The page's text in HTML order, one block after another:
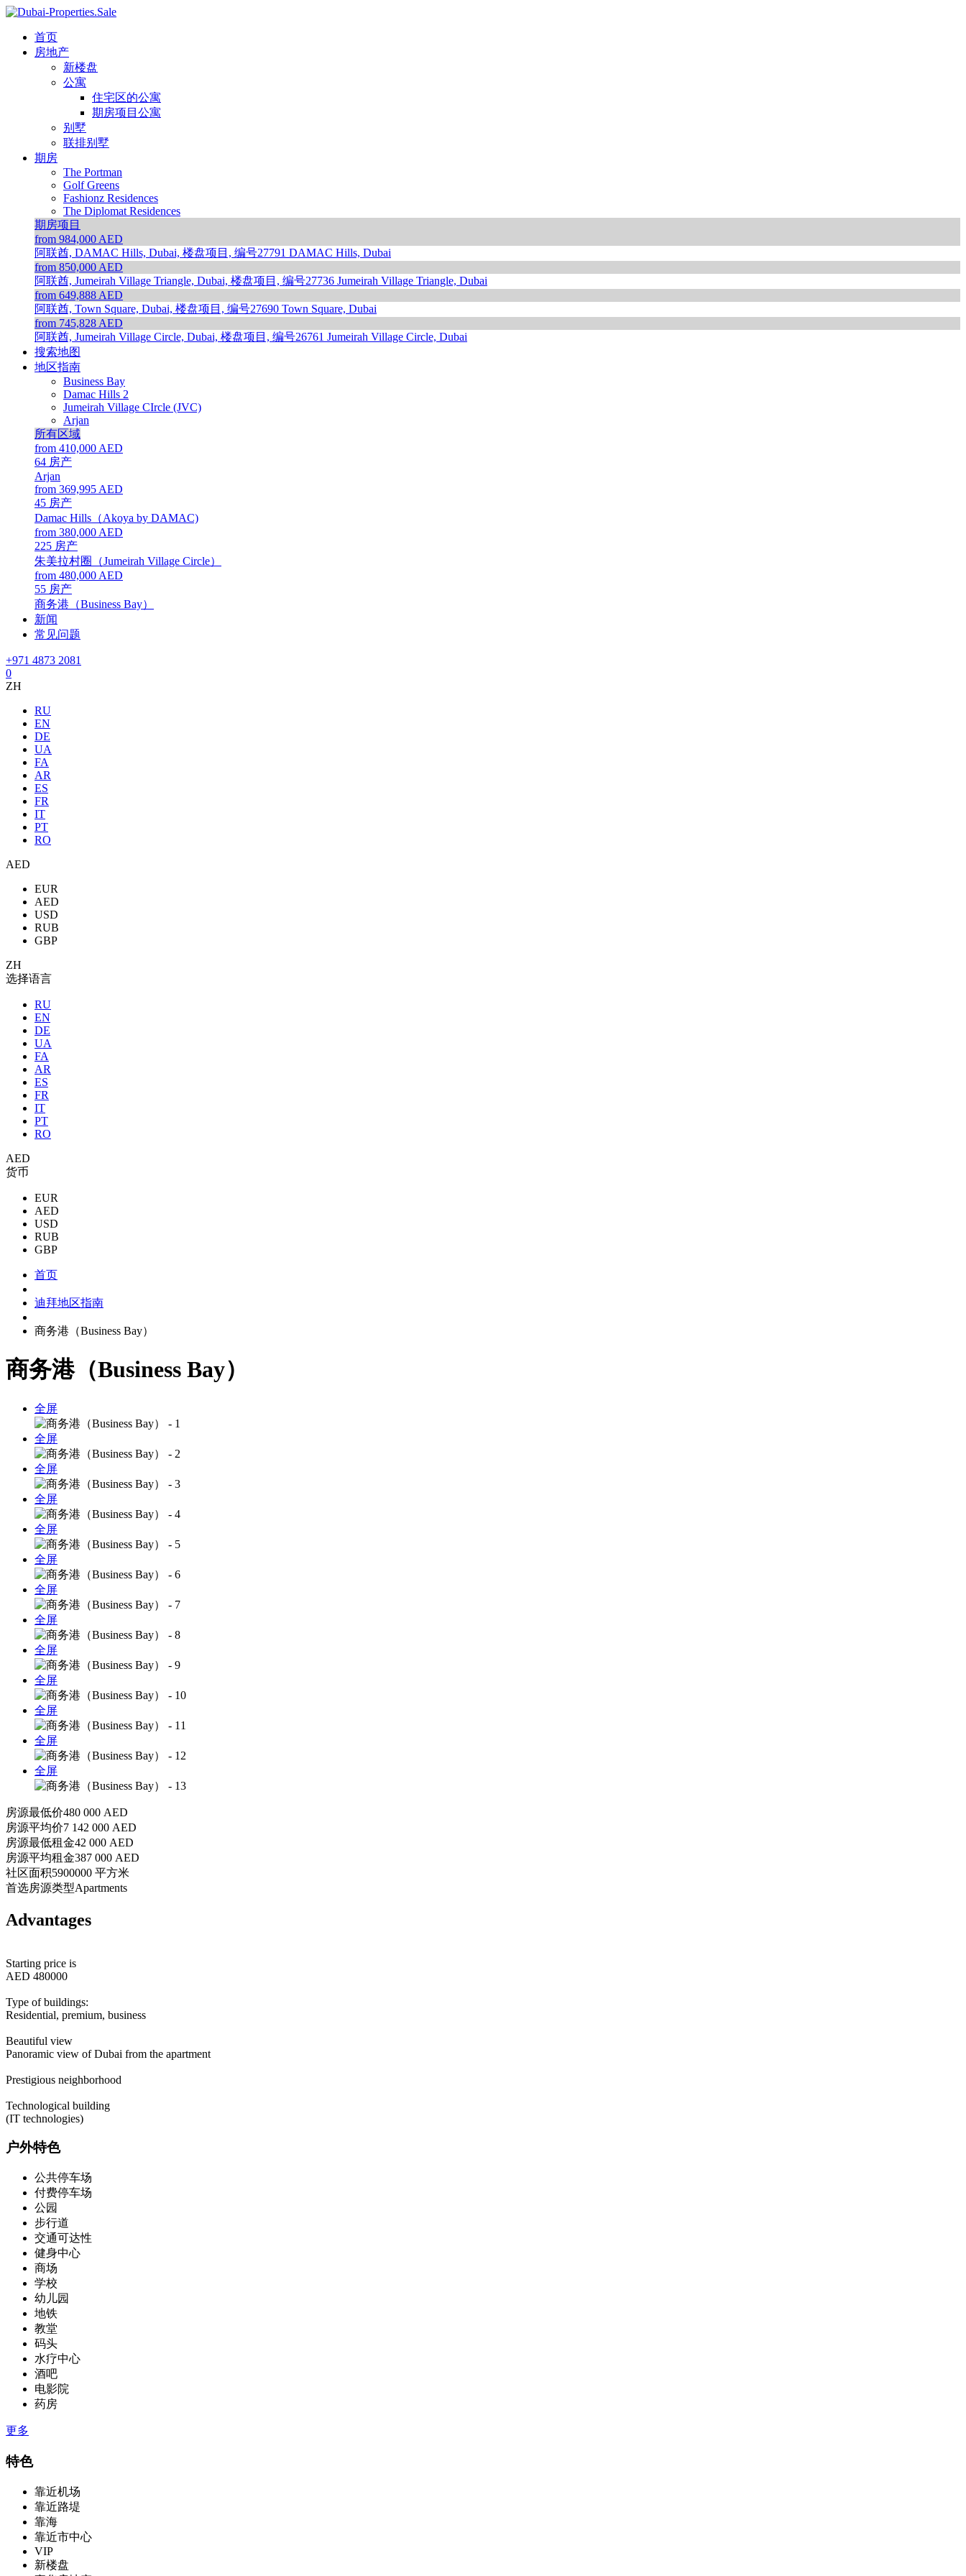
首页
房地产
新楼盘
公寓
住宅区的公寓
期房项目公寓
别墅
联排别墅
期房
The Portman
Golf Greens
Fashionz Residences
The Diplomat Residences
期房项目
from 984,000 AED
阿联酋, DAMAC Hills, Dubai, 楼盘项目, 编号27791 DAMAC Hills, Dubai
from 850,000 AED
阿联酋, Jumeirah Village Triangle, Dubai, 楼盘项目, 编号27736 Jumeirah Village Triangle, Dubai
from 649,888 AED
阿联酋, Town Square, Dubai, 楼盘项目, 编号27690 Town Square, Dubai
from 745,828 AED
阿联酋, Jumeirah Village Circle, Dubai, 楼盘项目, 编号26761 Jumeirah Village Circle, Dubai
搜索地图
地区指南
Business Bay
Damac Hills 2
Jumeirah Village CIrcle (JVC)
Arjan
所有区域
from 410,000 AED
64 房产
Arjan
from 369,995 AED
45 房产
Damac Hills（Akoya by DAMAC)
from 380,000 AED
225 房产
朱美拉村圈（Jumeirah Village Circle）
from 480,000 AED
55 房产
商务港（Business Bay）
新闻
常见问题
+971 4873 2081
0
ZH
RU
EN
DE
UA
FA
AR
ES
FR
IT
PT
RO
AED
EUR
AED
USD
RUB
GBP
ZH
选择语言
RU
EN
DE
UA
FA
AR
ES
FR
IT
PT
RO
AED
货币
EUR
AED
USD
RUB
GBP
首页
迪拜地区指南
商务港（Business Bay）
商务港（Business Bay）
全屏
全屏
全屏
全屏
全屏
全屏
全屏
全屏
全屏
全屏
全屏
全屏
全屏
房源最低价480 000 AED
房源平均价7 142 000 AED
房源最低租金42 000 AED
房源平均租金387 000 AED
社区面积5900000 平方米
首选房源类型Apartments
Advantages
Starting price is
AED 480000
Type of buildings:
Residential, premium, business
Beautiful view
Panoramic view of Dubai from the apartment
Prestigious neighborhood
Technological building
(IT technologies)
户外特色
公共停车场
付费停车场
公园
步行道
交通可达性
健身中心
商场
学校
幼儿园
地铁
教堂
码头
水疗中心
酒吧
电影院
药房
更多
特色
靠近机场
靠近路堤
靠海
靠近市中心
VIP
新楼盘